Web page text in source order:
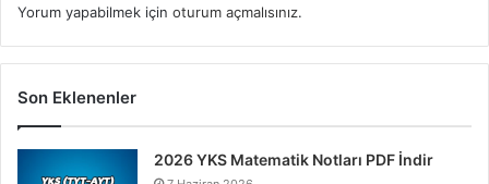
Yorum yapabilmek için oturum açmalısınız.
Son Eklenenler
2026 YKS Matematik Notları PDF İndir